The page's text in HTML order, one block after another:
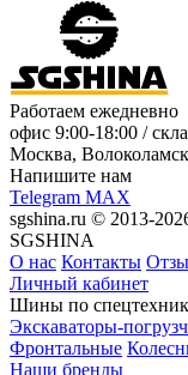
Работаем ежедневно
офис 9:00-18:00 /
Москва,
Напишите нам
Telegram MAX
sgshina.ru © 2013-
SGSHINA
О нас Контакты
Личный кабинет
Шины по
Экскаваторы-
Фронтальные
Наши бренды